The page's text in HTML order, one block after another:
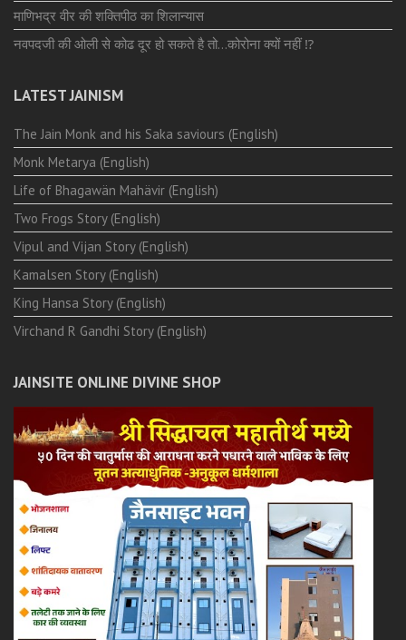
माणिभद्र वीर की शक्तिपीठ का शिलान्यास
नवपदजी की ओली से कोढ दूर हो सकते है तो…कोरोना क्यों नहीं ⁉️
LATEST JAINISM
The Jain Monk and his Saka saviours (English)
Monk Metarya (English)
Life of Bhagawän Mahävir (English)
Two Frogs Story (English)
Vipul and Vijan Story (English)
Kamalsen Story (English)
King Hansa Story (English)
Virchand R Gandhi Story (English)
JAINSITE ONLINE DIVINE SHOP